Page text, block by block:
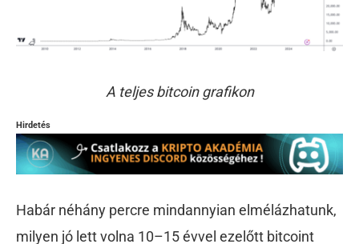
A teljes bitcoin grafikon
Hirdetés
Habár néhány percre mindannyian elmélázhatunk,
milyen jó lett volna 10–15 évvel ezelőtt bitcoint